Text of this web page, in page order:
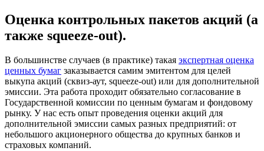
Оценка контрольных пакетов акций (а
также squeeze-out).
В большинстве случаев (в практике) такая экспертная оценка
ценных бумаг заказывается самим эмитентом для целей
выкупа акций (сквиз-аут, squeeze-out) или для дополнительной
эмиссии. Эта работа проходит обязательно согласование в
Государственной комиссии по ценным бумагам и фондовому
рынку. У нас есть опыт проведения оценки акций для
дополнительной эмиссии самых разных предприятий: от
небольшого акционерного общества до крупных банков и
страховых компаний.